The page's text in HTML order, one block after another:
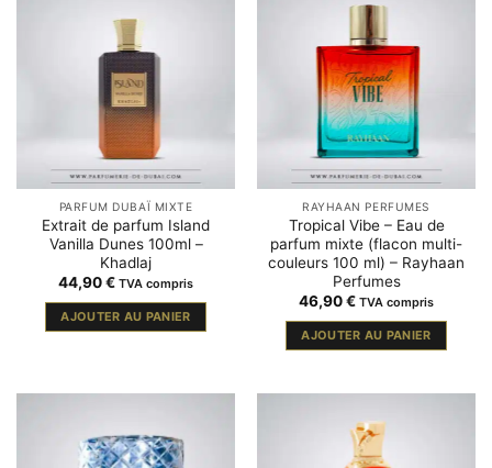
PARFUM DUBAÏ MIXTE
Extrait de parfum Island
Vanilla Dunes 100ml –
Khadlaj
44,90€ TVA compris
AJOUTER AU PANIER
RAYHAAN PERFUMES
Tropical Vibe – Eau de
parfum mixte (flacon multi-
couleurs 100 ml) – Rayhaan
Perfumes
46,90€ TVA compris
AJOUTER AU PANIER